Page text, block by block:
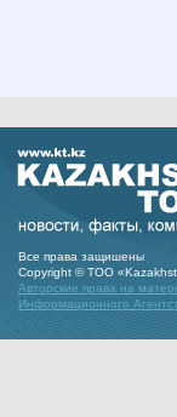
Все права защишены
Copyright © ТОО
Авторские права на
Информационного